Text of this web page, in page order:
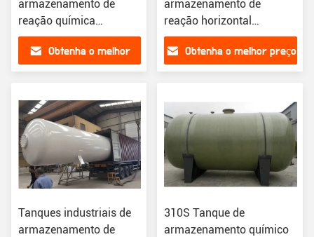
armazenamento de
reação química
personalizável Vaso de
pressão de aço
inoxidável
Obtenha o melhor
armazenamento de
reação horizontal
personalizada para a
produção de resina de
poliéster insaturado
Obtenha o melhor preço
Tanques industriais de
armazenamento de
310S Tanque de
armazenamento químico